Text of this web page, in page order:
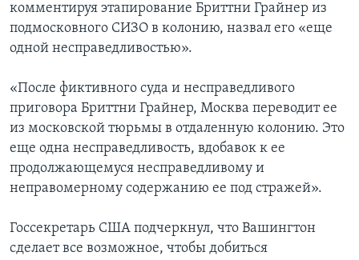
комментируя этапирование Бриттни Грайнер из
подмосковного СИЗО в колонию, назвал его «еще
одной несправедливостью».
«После фиктивного суда и несправедливого
приговора Бриттни Грайнер, Москва переводит ее
из московской тюрьмы в отдаленную колонию. Это
еще одна несправедливость, вдобавок к ее
продолжающемуся несправедливому и
неправомерному содержанию ее под стражей».
Госсекретарь США подчеркнул, что Вашингтон
сделает все возможное, чтобы добиться